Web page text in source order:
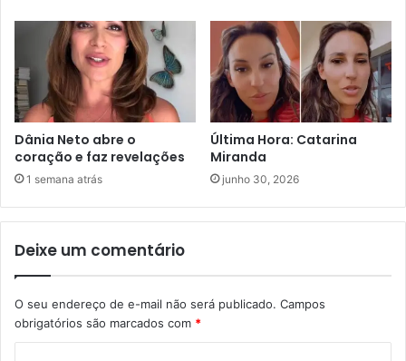
Dânia Neto abre o
coração e faz revelações
1 semana atrás
Última Hora: Catarina
Miranda
junho 30, 2026
Deixe um comentário
O seu endereço de e-mail não será publicado. Campos
obrigatórios são marcados com *